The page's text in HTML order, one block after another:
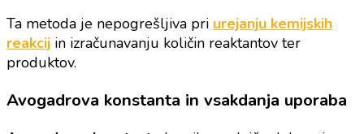
Ta metoda je nepogrešljiva pri urejanju kemijskih
reakcij in izračunavanju količin reaktantov ter
produktov.
Avogadrova konstanta in vsakdanja uporaba